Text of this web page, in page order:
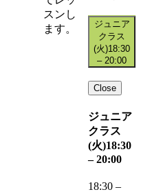
スンし
ます。
ジュニア
クラス
(火)18:30
– 20:00
Close
ジュニア
クラス
(火)18:30
– 20:00
18:30 –